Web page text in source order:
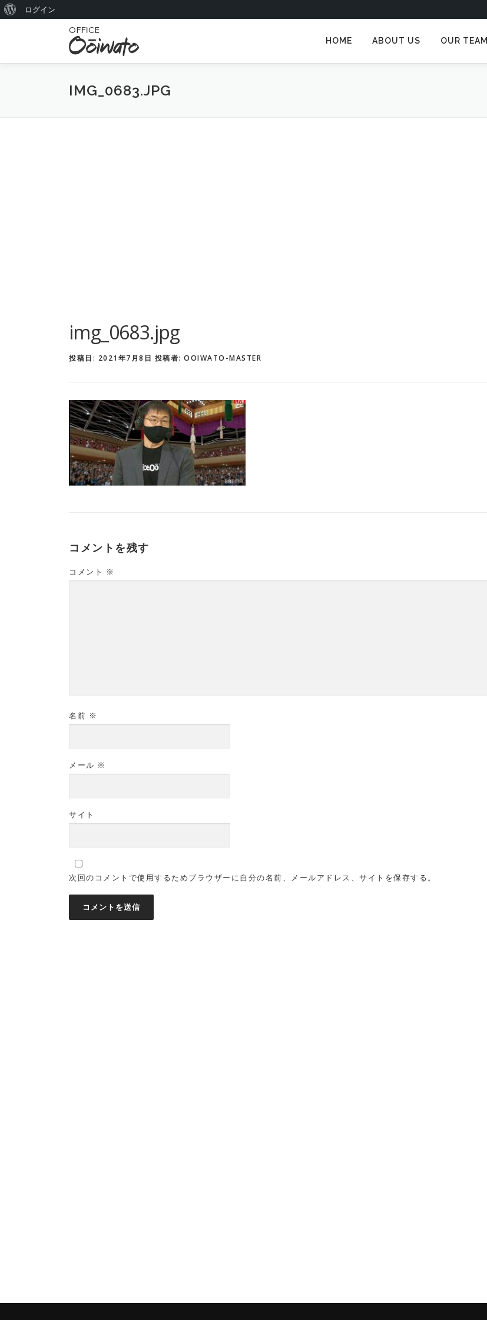
ン
HOME ABOUT US OUR TEAM
IMG_0683.JPG
img_0683.jpg
投稿日: 2021年7月8日 投稿者: OOIWATO-MASTER
コメントを残す
コメント ※
名前 ※
メール ※
サイト
次回のコメントで使用するためブラウザーに自分の名前、メールアドレス、サイトを保存する。
d
ログイン